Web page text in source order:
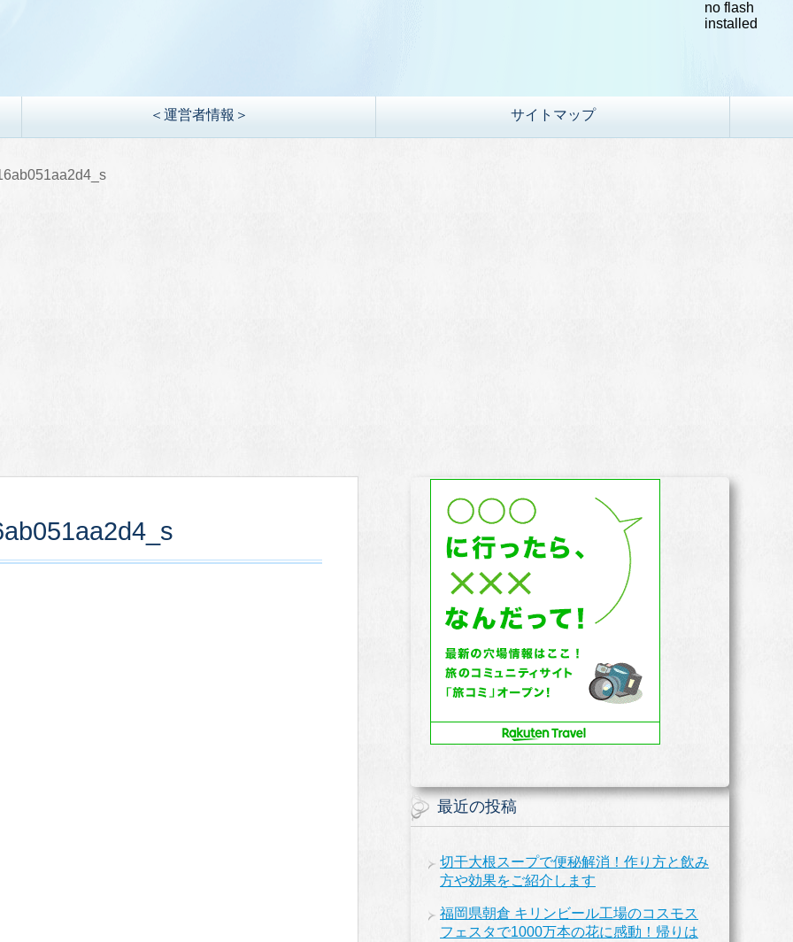
＜運営者情報＞ サイトマップ
最近の投稿
切干大根スープで便秘解消！作り方と飲み
方や効果をご紹介します
福岡県朝倉 キリンビール工場のコスモス
フェスタで1000万本の花に感動！帰りは
no flash
installed